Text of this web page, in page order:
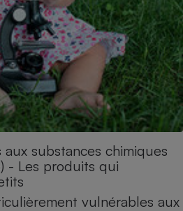
substances chimiques
- Les produits qui
vulnérables aux